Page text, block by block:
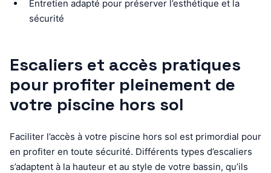
Entretien adapté pour préserver l’esthétique et la
sécurité
Escaliers et accès pratiques
pour profiter pleinement de
votre piscine hors sol
Faciliter l’accès à votre piscine hors sol est primordial pour
en profiter en toute sécurité. Différents types d’escaliers
s’adaptent à la hauteur et au style de votre bassin, qu’ils